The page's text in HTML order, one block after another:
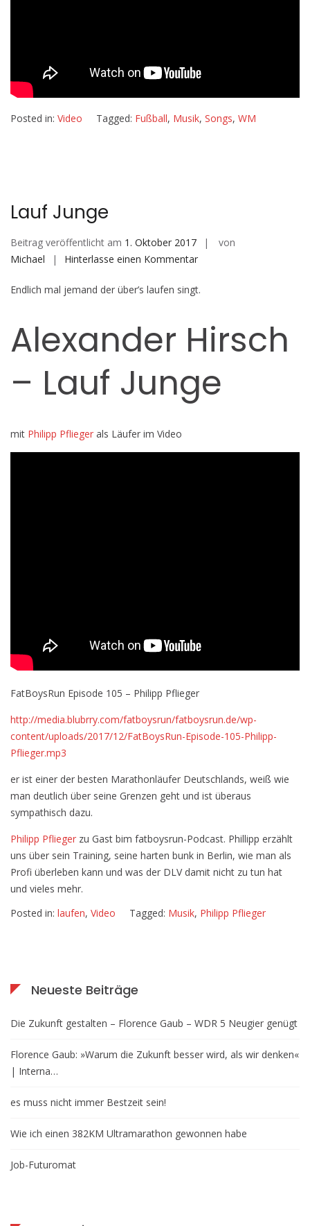
Posted in: Video Tagged: Fußball, Musik, Songs, WM
Lauf Junge
Beitrag veröffentlicht am 1. Oktober 2017
von
Michael
Hinterlasse einen Kommentarauf
Junge
Endlich mal jemand der über’s laufen singt.
Alexander Hirsch
– Lauf Junge
mit Philipp Pflieger als Läufer im Video
FatBoysRun Episode 105 – Philipp Pflieger
http://media.blubrry.com/fatboysrun/fatboysrun.de/wp-
content/uploads/2017/12/FatBoysRun-Episode-105-Philipp-
Pflieger.mp3
er ist einer der besten Marathonläufer Deutschlands, weiß wie
man deutlich über seine Grenzen geht und ist überaus
sympathisch dazu.
Philipp Pflieger zu Gast bim fatboysrun-Podcast. Phillipp erzählt
uns über sein Training, seine harten bunk in Berlin, wie man als
Profi überleben kann und was der DLV damit nicht zu tun hat
und vieles mehr.
Posted in: laufen, Video Tagged: Musik, Philipp Pflieger
Neueste Beiträge
Die Zukunft gestalten – Florence Gaub – WDR 5 Neugier genügt
Florence Gaub: »Warum die Zukunft besser wird, als wir denken«
| Interna…
es muss nicht immer Bestzeit sein!
Wie ich einen 382KM Ultramarathon gewonnen habe
Job-Futuromat